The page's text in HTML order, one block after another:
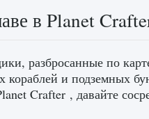
в Planet
разбросанные по
кораблей и подземных
Crafter , давайте